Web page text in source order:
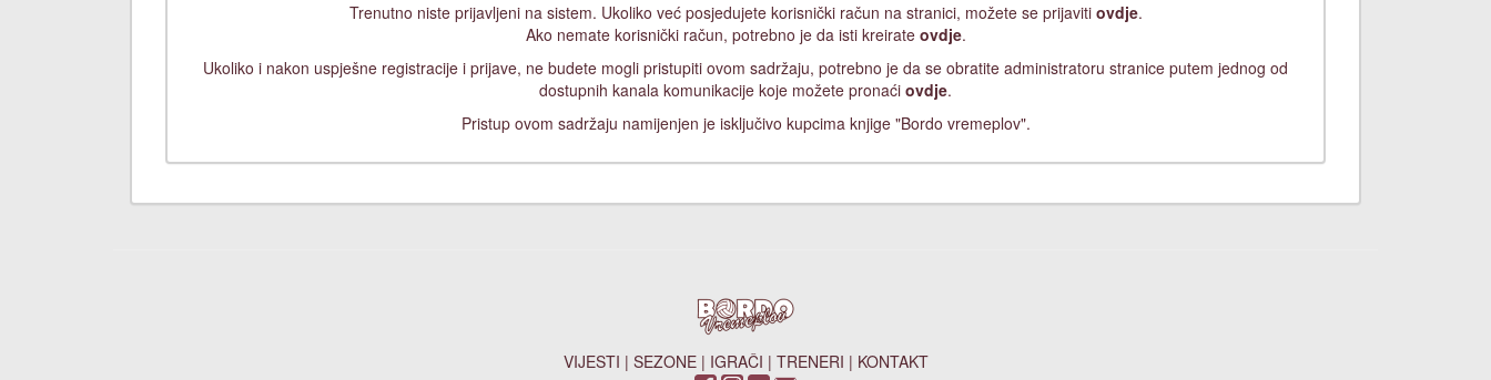
Trenutno niste prijavljeni na sistem. Ukoliko već posjedujete korisnički račun na stranici, možete se prijaviti ovdje.
Ako nemate korisnički račun, potrebno je da isti kreirate ovdje.
Ukoliko i nakon uspješne registracije i prijave, ne budete mogli pristupiti ovom sadržaju, potrebno je da se obratite administratoru stranice putem jednog od
dostupnih kanala komunikacije koje možete pronaći ovdje.
Pristup ovom sadržaju namijenjen je isključivo kupcima knjige "Bordo vremeplov".
VIJESTI | SEZONE| IGRAČI | TRENERI | KONTAKT